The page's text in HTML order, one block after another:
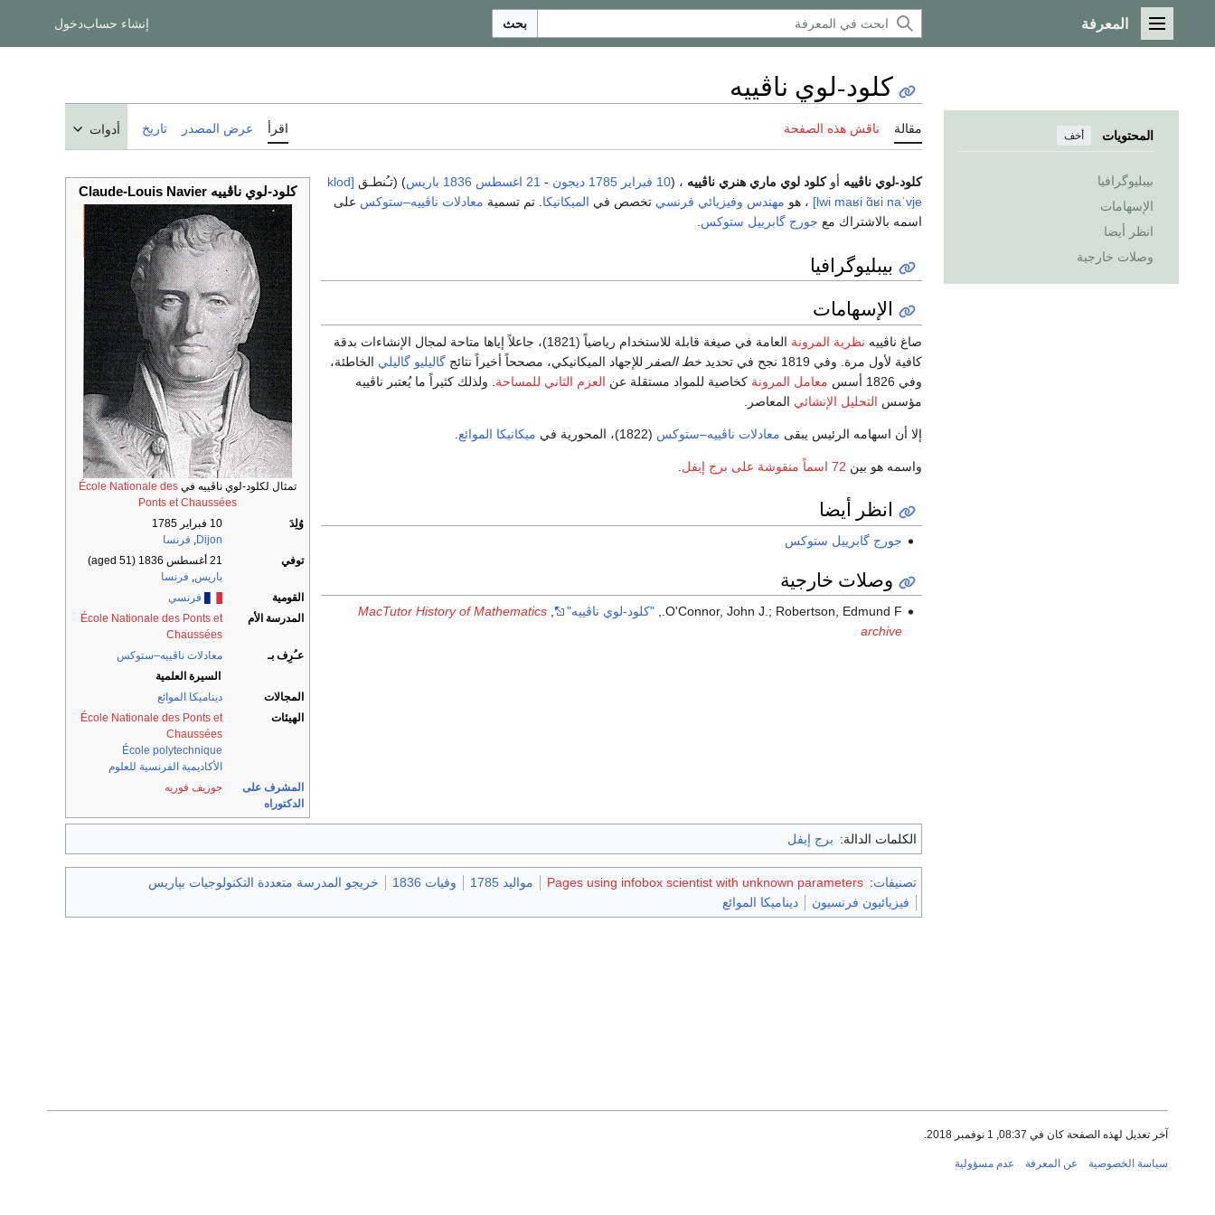
القائمة الرئيسية
المعرفة بحث إنشاء حسابدخول
المحتويات أخف
بيبليوگرافيا
الإسهامات
انظر أيضا
وصلات خارجية
كلود-لوي ناڤييه
مقالة ناقش هذه الصفحة اقرأ عرض المصدر تاريخ أدوات
كلود-لوي ناڤييه Claude-Louis Navier
تمثال لكلود-لوي ناڤييه في École Nationale des
Ponts et Chaussées
وُلِدَ
10 فبراير 1785
Dijon
, فرنسا
توفي
21 أغسطس 1836
(aged 51)
باريس, فرنسا
القومية
فرنسي
المدرسة الأم
École Nationale des Ponts et
Chaussées
عـُرِف بـ
معادلات ناڤييه–ستوكس
السيرة العلمية
المجالات
ديناميكا الموائع
الهيئات
École Nationale des Ponts et
Chaussées
École polytechnique
الأكاديمية الفرنسية للعلوم
المشرف على
الدكتوراه
جوزيف فوريه
كلود-لوي ناڤييه أوكلود لوي ماري هنري ناڤييه ، (10 فبراير 1785 ديجون - 21 اغسطس 1836 باريس) (تـُنطـق
[klod
lwi maʁi ɑ̃ʁi naˈvje]
، هو مهندس وفيزيائي فرنسي تخصص في الميكانيكا . تم تسمية معادلات ناڤييه–ستوكس على
اسمه بالاشتراك مع جورج گابرييل ستوكس
بيبليوگرافيا
الإسهامات
صاغ ناڤييه نظرية المرونة
العامة في صيغة قابلة للاستخدام رياضياً (1821)، جاعلاً إياها متاحة لمجال الإنشاءات بدقة
كافية لأول مرة. وفي 1819 نجح في تحديد
خط الصفر للإجهاد الميكانيكي، مصححاً أخيراً نتائج گاليليو گاليلي الخاطئة،
وفي 1826 أسس
معامل المرونة كخاصية للمواد مستقلة عن العزم الثاني للمساحة . ولذلك كثيراً ما يُعتبر ناڤييه
مؤسس التحليل الإنشائي المعاصر.
إلا أن اسهامه الرئيس يبقى معادلات ناڤييه–ستوكس (1822)، المحورية في ميكانيكا الموائع
واسمه هو بين 72 اسماً منقوشة على برج إيفل
انظر أيضا
جورج گابرييل ستوكس
وصلات خارجية
O'Connor, John J.; Robertson, Edmund F., "كلود-لوي ناڤييه" ,
MacTutor History of Mathematics
archive
الكلمات الدالة: برج إيفل
تصنيفات:
Pages using infobox scientist with unknown parameters مواليد 1785 وفيات 1836
خريجو المدرسة متعددة التكنولوجيات بپاريس
فيزيائيون فرنسيون
ديناميكا الموائع
آخر تعديل لهذه الصفحة كان في 08:37, 1 نوفمبر 2018.
سياسة الخصوصية عن المعرفة عدم مسؤولية